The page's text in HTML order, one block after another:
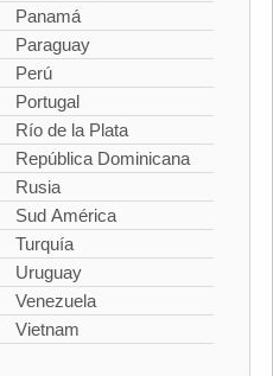
Panamá
Paraguay
Perú
Portugal
Río de la Plata
República Dominicana
Rusia
Sud América
Turquía
Uruguay
Venezuela
Vietnam